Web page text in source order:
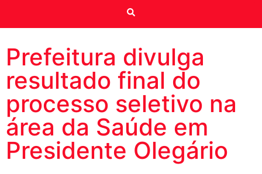
Prefeitura divulga
resultado final do
processo seletivo na
área da Saúde em
Presidente Olegário